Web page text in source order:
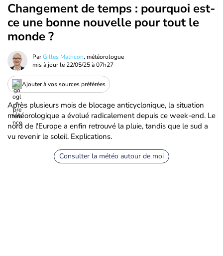
Changement de temps : pourquoi est-
ce une bonne nouvelle pour tout le
monde ?
ParGilles Matricon, météorologue
mis à jour le 22/05/25 à 07h27
Ajouter à vos sources préférées
Après plusieurs mois de blocage anticyclonique, la situation
météorologique a évolué radicalement depuis ce week-end. Le
nord de l'Europe a enfin retrouvé la pluie, tandis que le sud a
vu revenir le soleil. Explications.
Consulter la météo autour de moi